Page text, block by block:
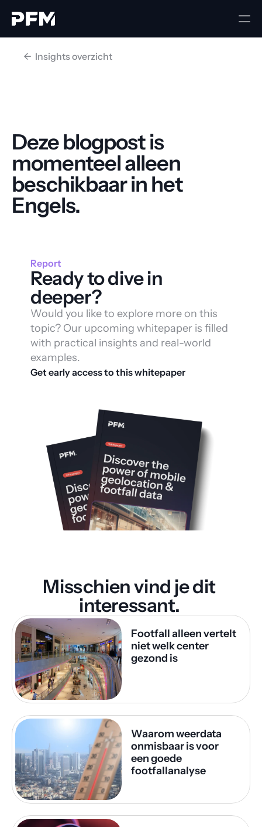
<-  Insights overzicht
Deze blogpost is
momenteel alleen
beschikbaar in het
Engels.
Report
Ready to dive in
deeper?
Would you like to explore more on this
topic? Our upcoming whitepaper is filled
with practical insights and real-world
examples.
Get early access to this whitepaper
Misschien vind je dit
interessant.
Footfall alleen vertelt
niet welk center
gezond is
Waarom weerdata
onmisbaar is voor
een goede
footfallanalyse